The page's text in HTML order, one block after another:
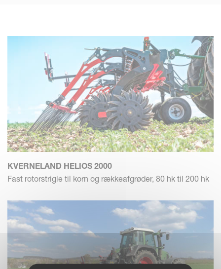
andet ekstreme vejrforhold, resulterer i udtørrende skorper.
Tilførslen af næringsstoffer til rødderne skal forbedres. Ved
at knække den øverste overjord fremmer Helios frøene og
genopretter vand- og luftstrømmen, hvilket stimulerer de
fysisk-kemiske reaktioner og jordlivet.
Præcis
Den jævne arbejdsdybde, der er tilpasset afgrødens
fremvækst og sådybde, reducerer den negative påvirkning
af afgrøderne. Der kan indstilles en præcis
hastighedsstyring for at arbejde så aggressivt som
nødvendigt, hvilket maksimerer ydelsen og udbyttet.
KVERNELAND HELIOS 2000
Fast rotorstrigle til korn og rækkeafgrøder, 80 hk til 200 hk